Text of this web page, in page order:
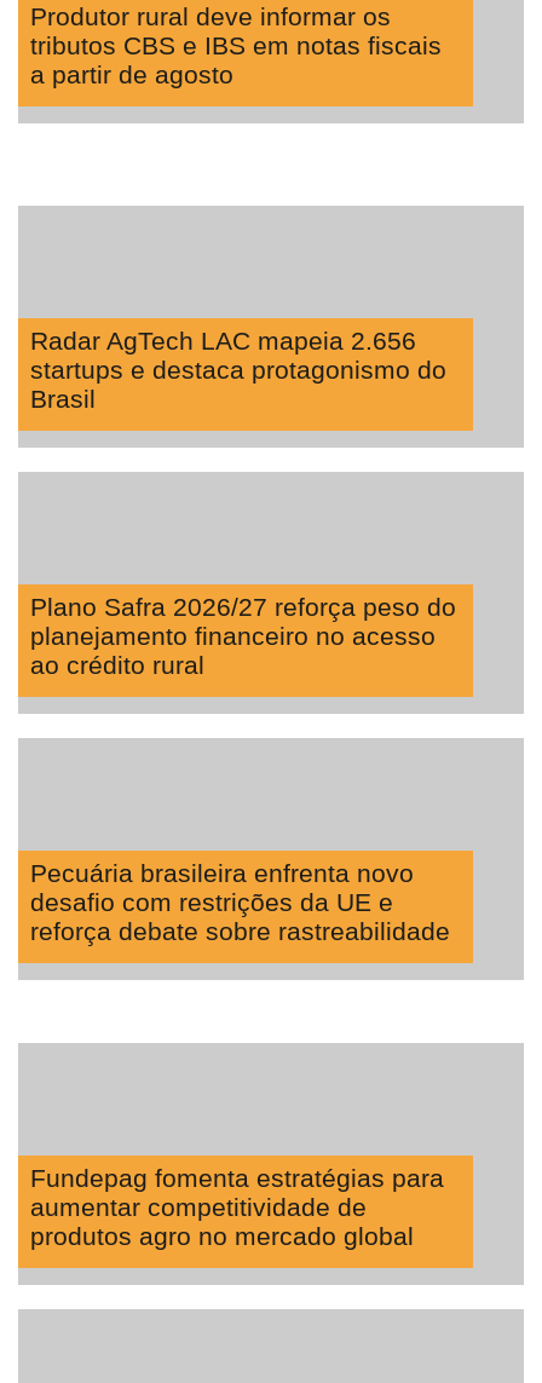
Produtor rural deve informar os
tributos CBS e IBS em notas fiscais
a partir de agosto
Radar AgTech LAC mapeia 2.656
startups e destaca protagonismo do
Brasil
Plano Safra 2026/27 reforça peso do
planejamento financeiro no acesso
ao crédito rural
Pecuária brasileira enfrenta novo
desafio com restrições da UE e
reforça debate sobre rastreabilidade
Fundepag fomenta estratégias para
aumentar competitividade de
produtos agro no mercado global